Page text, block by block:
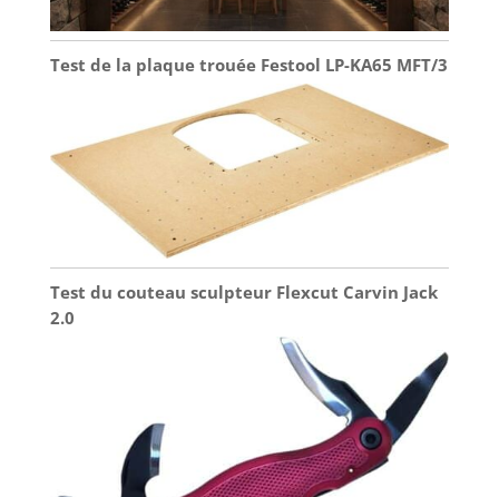
Test de la plaque trouée Festool LP-KA65 MFT/3
Test du couteau sculpteur Flexcut Carvin Jack
2.0